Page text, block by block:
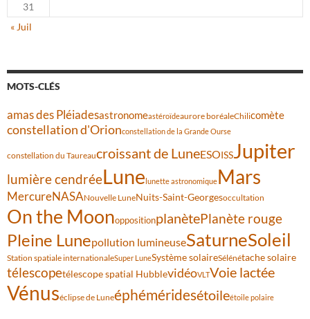
31
« Juil
MOTS-CLÉS
amas des Pléiadesastronomeastéroïdeaurore boréaleChilicomète
constellation d'Orionconstellation de la Grande Ourse
constellation du Taureaucroissant de LuneESOISSJupiter
lumière cendréeLune lunette astronomiqueMars
MercureNASANouvelle LuneNuits-Saint-Georgesoccultation
On the MoonoppositionplanètePlanète rouge
Pleine Lunepollution lumineuseSaturneSoleil
Station spatiale internationaleSuper LuneSystème solaireSélénétache solaire
télescopetélescope spatial HubblevidéoVLTVoie lactée
Vénuséclipse de Luneéphéméridesétoileétoile polaire